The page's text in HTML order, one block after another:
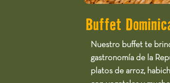
Buffet
Nuestro buffet te
gastronomía de la
platos de arroz,